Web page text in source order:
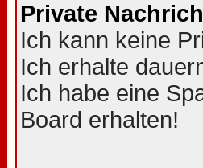
Private
Ich kann keine
Ich erhalte
Ich habe eine
Board erhalten!